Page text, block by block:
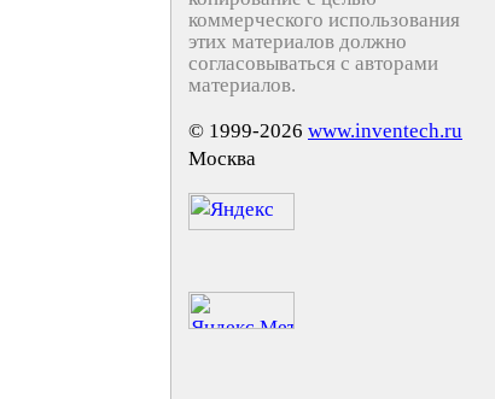
коммерческого использования
этих материалов должно
согласовываться с авторами
материалов.
© 1999-2026 www.inventech.ru
Москва